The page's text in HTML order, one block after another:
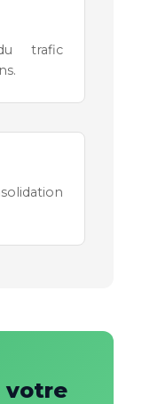
trafic
votre